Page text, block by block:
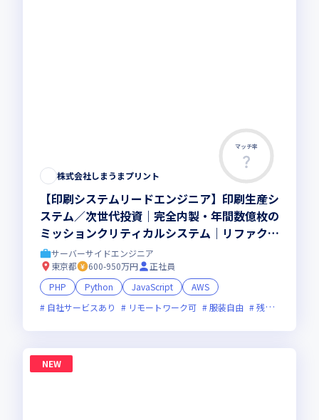
マッチ率
株式会社しまうまプリント
【印刷システムリードエンジニア】印刷生産シ
ステム／次世代投資｜完全内製・年間数億枚の
ミッションクリティカルシステム｜リファクタ
＆刷新の比重をさらに拡大｜ハイブリッド勤務
(週2出社)
サーバーサイドエンジニア
東京都
600-950万円
正社員
PHP
Python JavaScript
AWS
自社サービスあり
リモートワーク可 服装自由 残業月20時間未満
NEW